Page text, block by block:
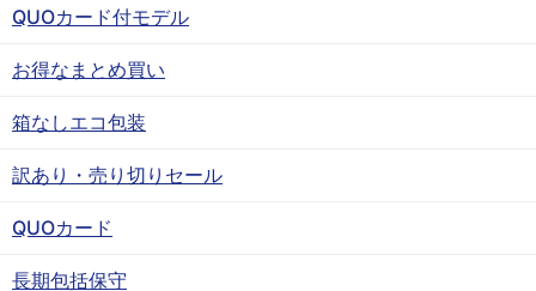
QUOカード付モデル
お得なまとめ買い
箱なしエコ包装
訳あり・売り切りセール
QUOカード
長期包括保守